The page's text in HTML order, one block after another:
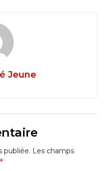
Jeune
publiée. Les champs
*